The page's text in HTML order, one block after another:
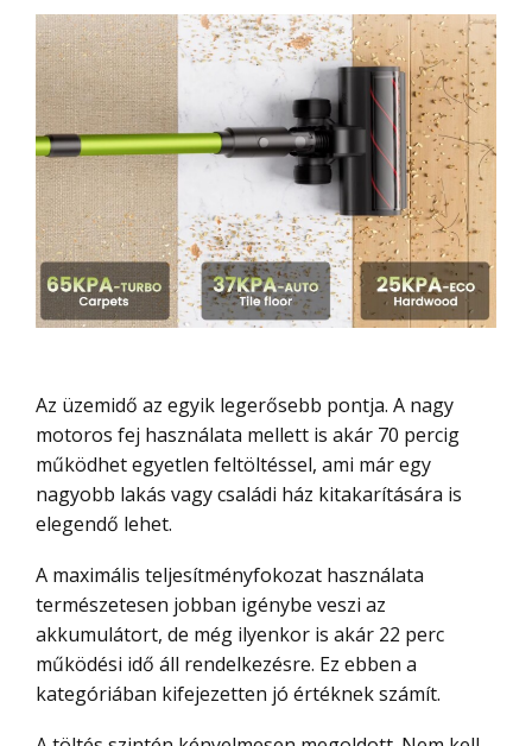
Az üzemidő az egyik legerősebb pontja. A nagy
motoros fej használata mellett is akár 70 percig
működhet egyetlen feltöltéssel, ami már egy
nagyobb lakás vagy családi ház kitakarítására is
elegendő lehet.
A maximális teljesítményfokozat használata
természetesen jobban igénybe veszi az
akkumulátort, de még ilyenkor is akár 22 perc
működési idő áll rendelkezésre. Ez ebben a
kategóriában kifejezetten jó értéknek számít.